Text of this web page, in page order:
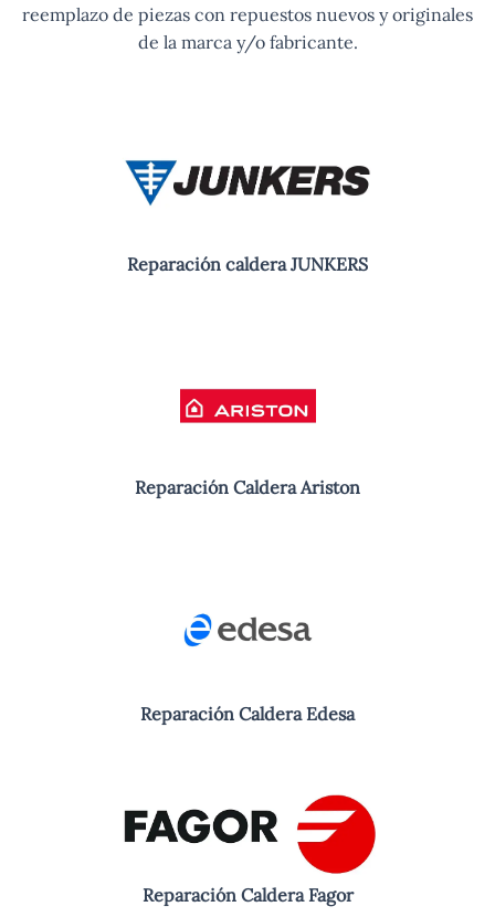
reemplazo de piezas con repuestos nuevos y originales
de la marca y/o fabricante.
Reparación caldera JUNKERS
Reparación Caldera Ariston
Reparación Caldera Edesa
Reparación Caldera Fagor